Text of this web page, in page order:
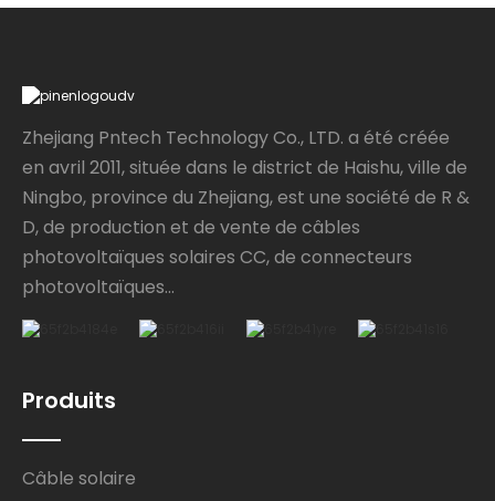
Zhejiang Pntech Technology Co., LTD. a été créée
en avril 2011, située dans le district de Haishu, ville de
Ningbo, province du Zhejiang, est une société de R &
D, de production et de vente de câbles
photovoltaïques solaires CC, de connecteurs
photovoltaïques...
Produits
Câble solaire